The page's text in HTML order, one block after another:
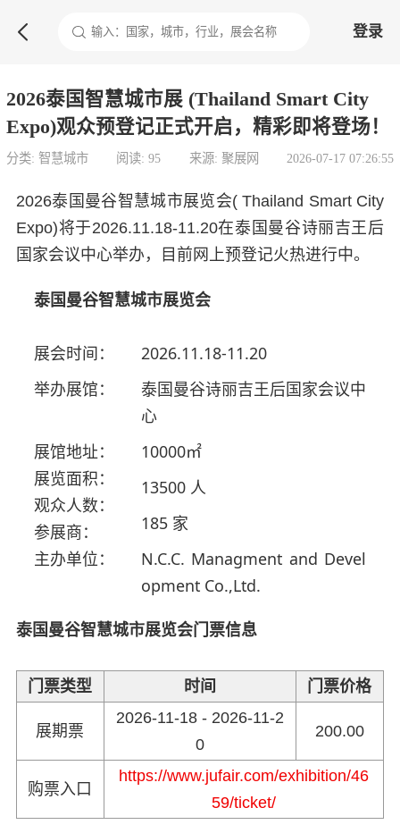
 登录
2026泰国智慧城市展 (Thailand Smart City
Expo)观众预登记正式开启，精彩即将登场！
分类: 智慧城市 阅读: 95 来源: 聚展网 2026-07-17 07:26:55
2026泰国曼谷智慧城市展览会( Thailand Smart City
Expo)将于2026.11.18-11.20在泰国曼谷诗丽吉王后
国家会议中心举办，目前网上预登记火热进行中。
泰国曼谷智慧城市展览会
展会时间：
2026.11.18-11.20
举办展馆：
泰国曼谷诗丽吉王后国家会议中
心
展馆地址：
展览面积：
10000㎡
观众人数：
13500 人
参展商：
185 家
主办单位：
N.C.C. Managment and Devel
opment Co.,Ltd.
泰国曼谷智慧城市展览会门票信息
门票类型 时间 门票价格
展期票
2026-11-18 - 2026-11-2
0
200.00
购票入口
https://www.jufair.com/exhibition/46
59/ticket/